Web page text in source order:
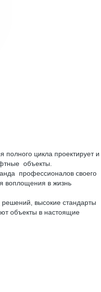
цикла проектирует и
объекты.
профессионалов своего
воплощения в жизнь
высокие стандарты
объекты в настоящие